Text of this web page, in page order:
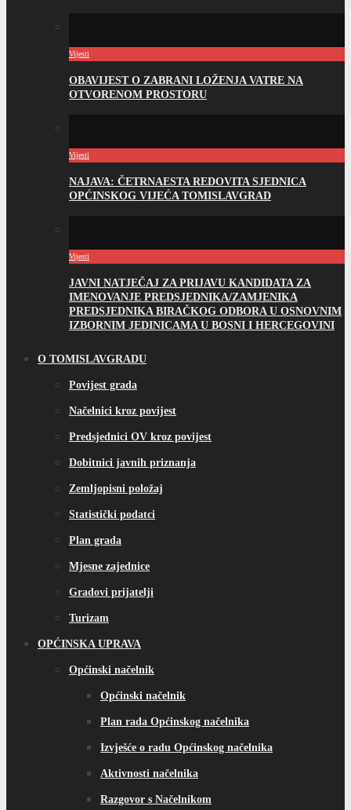
Vijesti
OBAVIJEST O ZABRANI LOŽENJA VATRE NA
OTVORENOM PROSTORU
Vijesti
NAJAVA: ČETRNAESTA REDOVITA SJEDNICA
OPĆINSKOG VIJEĆA TOMISLAVGRAD
Vijesti
JAVNI NATJEČAJ ZA PRIJAVU KANDIDATA ZA
IMENOVANJE PREDSJEDNIKA/ZAMJENIKA
PREDSJEDNIKA BIRAČKOG ODBORA U OSNOVNIM
IZBORNIM JEDINICAMA U BOSNI I HERCEGOVINI
O TOMISLAVGRADU
Povijest grada
Načelnici kroz povijest
Predsjednici OV kroz povijest
Dobitnici javnih priznanja
Zemljopisni položaj
Statistički podatci
Plan grada
Mjesne zajednice
Gradovi prijatelji
Turizam
OPĆINSKA UPRAVA
Općinski načelnik
Općinski načelnik
Plan rada Općinskog načelnika
Izvješće o radu Općinskog načelnika
Aktivnosti načelnika
Razgovor s Načelnikom